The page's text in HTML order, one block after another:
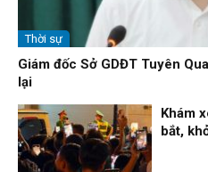
Thời sự
Giám đốc Sở GDĐT Tuyên
lại
Khám
bắt,